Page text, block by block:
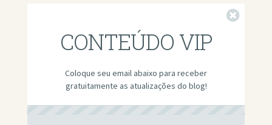
CONTEÚDO VIP
Coloque seu email abaixo para receber
gratuitamente as atualizações do blog!